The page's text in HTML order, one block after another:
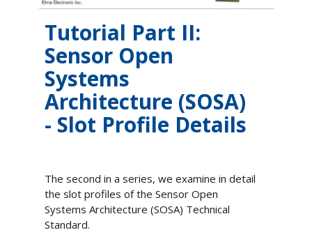
Tutorial Part II:
Sensor Open
Systems
Architecture (SOSA)
- Slot Profile Details
The second in a series, we examine in detail
the slot profiles of the Sensor Open
Systems Architecture (SOSA) Technical
Standard.